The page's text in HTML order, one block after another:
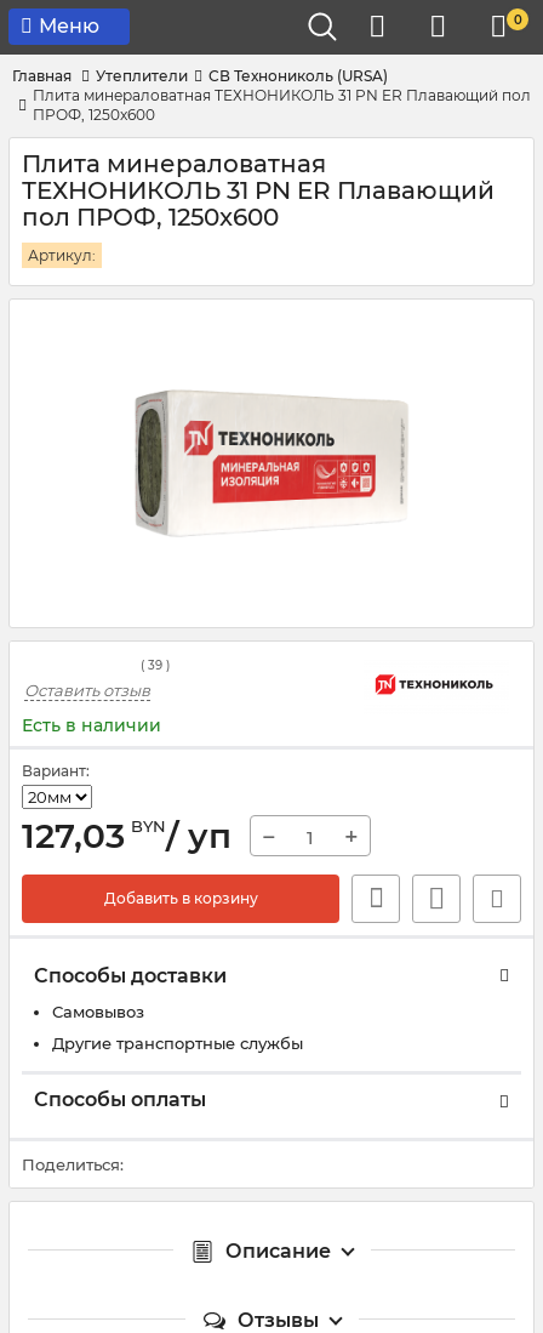
Меню 0
Главная Утеплители
СВ Технониколь (URSA)
Плита минераловатная ТЕХНОНИКОЛЬ 31 PN ER Плавающий пол
ПРОФ, 1250x600
Плита минераловатная
ТЕХНОНИКОЛЬ 31 PN ER Плавающий
пол ПРОФ, 1250x600
Артикул:
( 39 )
Оставить отзыв
Есть в наличии
Вариант:
127,03 BYN/ уп − +
Добавить в корзину
Способы доставки
Самовывоз
Другие транспортные службы
Способы оплаты
Поделиться:
Описание
Отзывы